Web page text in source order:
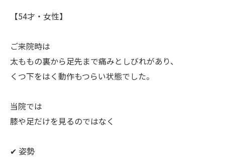
【54才・女性】
ご来院時は
太ももの裏から足先まで痛みとしびれがあり、
くつ下をはく動作もつらい状態でした。
当院では
膝や足だけを見るのではなく
✔ 姿勢